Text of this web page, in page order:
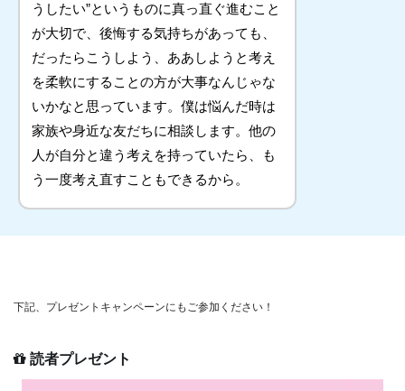
うしたい”というものに真っ直ぐ進むこと
が大切で、後悔する気持ちがあっても、
だったらこうしよう、ああしようと考え
を柔軟にすることの方が大事なんじゃな
いかなと思っています。僕は悩んだ時は
家族や身近な友だちに相談します。他の
人が自分と違う考えを持っていたら、も
う一度考え直すこともできるから。
下記、プレゼントキャンペーンにもご参加ください！
読者プレゼント